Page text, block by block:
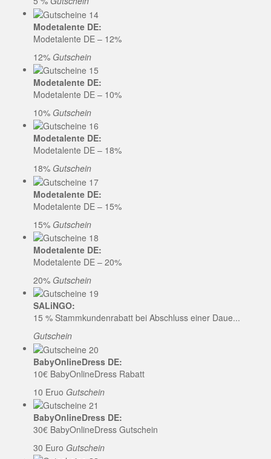
Modetalente DE:
Modetalente DE – 12%
12% Gutschein
Modetalente DE:
Modetalente DE – 10%
10% Gutschein
Modetalente DE:
Modetalente DE – 18%
18% Gutschein
Modetalente DE:
Modetalente DE – 15%
15% Gutschein
Modetalente DE:
Modetalente DE – 20%
20% Gutschein
SALiNGO:
15 % Stammkundenrabatt bei Abschluss einer Daue...
Gutschein
BabyOnlineDress DE:
10€ BabyOnlineDress Rabatt
10 Eruo Gutschein
BabyOnlineDress DE:
30€ BabyOnlineDress Gutschein
30 Euro Gutschein